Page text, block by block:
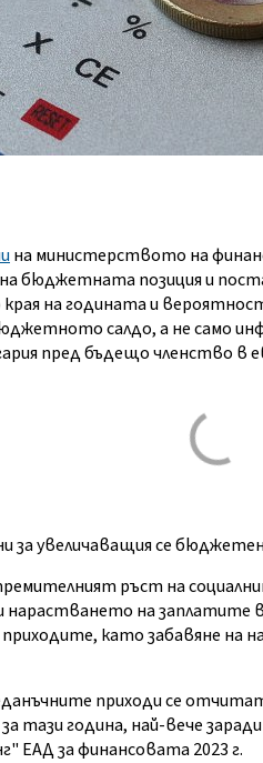
на министерството на
бюджетната позиция и
края на годината и
салдо, а не само
пред бъдещо членство в
за увеличаващия се
ръст на
нарастването на
като забавяне на
приходи се
тази година, най-вече
ЕАД за финансовата 2023 г.